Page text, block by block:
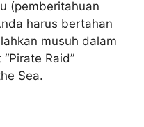
(pemberitahuan
harus bertahan
musuh dalam
Raid”
Sea.